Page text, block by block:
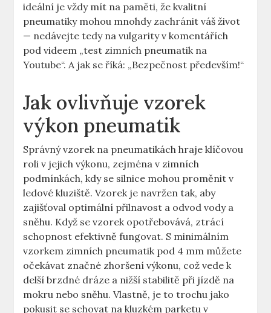
ideální je vždy mít na paměti, že kvalitní
pneumatiky mohou mnohdy zachránit váš život
— nedávejte tedy na vulgarity v komentářích
pod videem „test zimních pneumatik na
Youtube“. A jak se říká: „Bezpečnost především!“
Jak ovlivňuje vzorek
výkon pneumatik
Správný vzorek na pneumatikách hraje klíčovou
roli v jejich výkonu, zejména v zimních
podmínkách, kdy se silnice mohou proměnit v
ledové kluziště. Vzorek je navržen tak, aby
zajišťoval optimální přilnavost a odvod vody a
sněhu. Když se vzorek opotřebovává, ztrácí
schopnost efektivně fungovat. S minimálním
vzorkem zimních pneumatik pod 4 mm můžete
očekávat značné zhoršení výkonu, což vede k
delší brzdné dráze a nižší stabilitě při jízdě na
mokru nebo sněhu. Vlastně, je to trochu jako
pokusit se schovat na kluzkém parketu v